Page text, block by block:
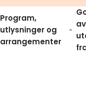
Program,
utlysninger og
arrangementer
av